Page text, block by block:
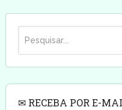
✉ RECEBA POR E-